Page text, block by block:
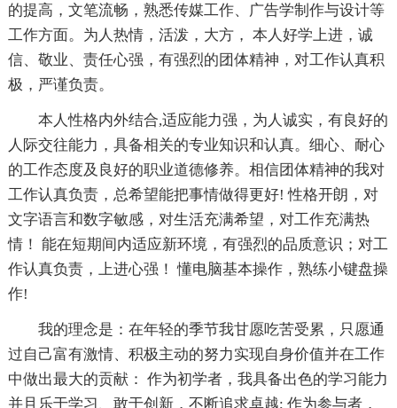
的提高，文笔流畅，熟悉传媒工作、广告学制作与设计等
工作方面。为人热情，活泼，大方， 本人好学上进，诚
信、敬业、责任心强，有强烈的团体精神，对工作认真积
极，严谨负责。
本人性格内外结合,适应能力强，为人诚实，有良好的
人际交往能力，具备相关的专业知识和认真。细心、耐心
的工作态度及良好的职业道德修养。相信团体精神的我对
工作认真负责，总希望能把事情做得更好! 性格开朗，对
文字语言和数字敏感，对生活充满希望，对工作充满热
情！ 能在短期间内适应新环境，有强烈的品质意识；对工
作认真负责，上进心强！ 懂电脑基本操作，熟练小键盘操
作!
我的理念是：在年轻的季节我甘愿吃苦受累，只愿通
过自己富有激情、积极主动的努力实现自身价值并在工作
中做出最大的贡献： 作为初学者，我具备出色的学习能力
并且乐于学习、敢于创新，不断追求卓越; 作为参与者，